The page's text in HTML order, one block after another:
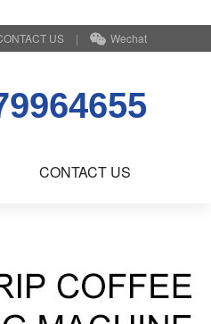
US | Wechat
CONTACT US